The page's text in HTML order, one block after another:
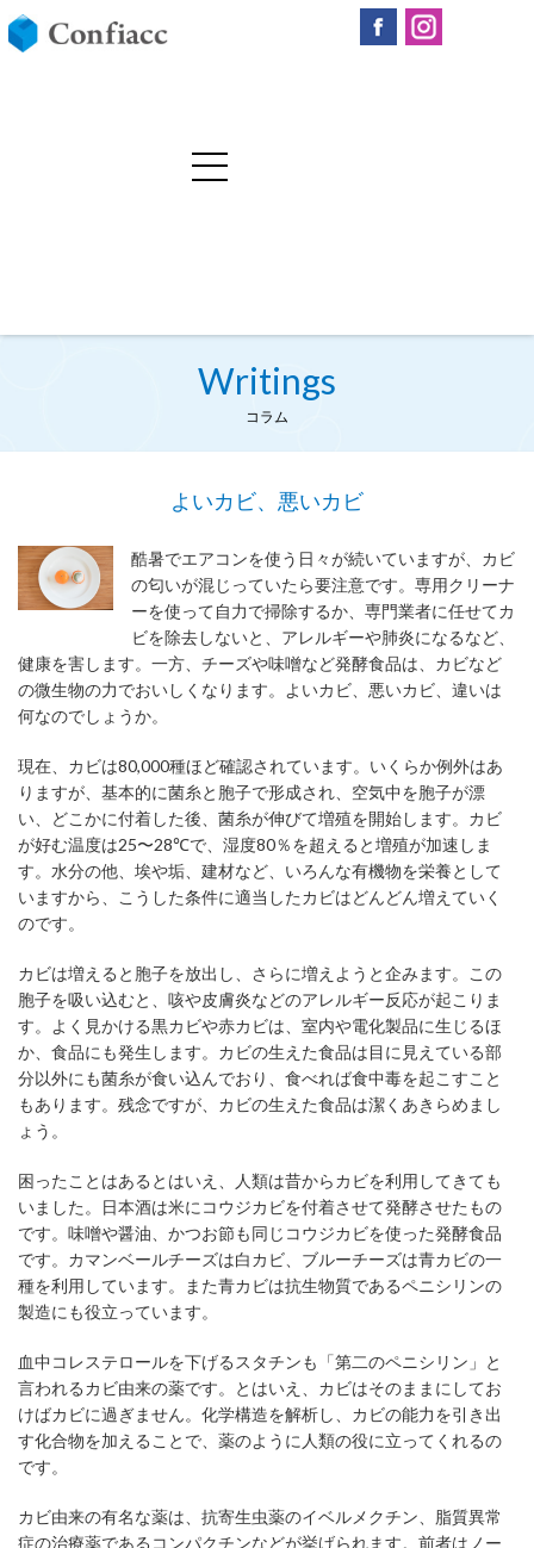
Writings
コラム
よいカビ、悪いカビ
酷暑でエアコンを使う日々が続いていますが、カビ
の匂いが混じっていたら要注意です。専用クリーナ
ーを使って自力で掃除するか、専門業者に任せてカ
ビを除去しないと、アレルギーや肺炎になるなど、
健康を害します。一方、チーズや味噌など発酵食品は、カビなど
の微生物の力でおいしくなります。よいカビ、悪いカビ、違いは
何なのでしょうか。
現在、カビは80,000種ほど確認されています。いくらか例外はあ
りますが、基本的に菌糸と胞子で形成され、空気中を胞子が漂
い、どこかに付着した後、菌糸が伸びて増殖を開始します。カビ
が好む温度は25〜28℃で、湿度80％を超えると増殖が加速しま
す。水分の他、埃や垢、建材など、いろんな有機物を栄養として
いますから、こうした条件に適当したカビはどんどん増えていく
のです。
カビは増えると胞子を放出し、さらに増えようと企みます。この
胞子を吸い込むと、咳や皮膚炎などのアレルギー反応が起こりま
す。よく見かける黒カビや赤カビは、室内や電化製品に生じるほ
か、食品にも発生します。カビの生えた食品は目に見えている部
分以外にも菌糸が食い込んでおり、食べれば食中毒を起こすこと
もあります。残念ですが、カビの生えた食品は潔くあきらめまし
ょう。
困ったことはあるとはいえ、人類は昔からカビを利用してきても
いました。日本酒は米にコウジカビを付着させて発酵させたもの
です。味噌や醤油、かつお節も同じコウジカビを使った発酵食品
です。カマンベールチーズは白カビ、ブルーチーズは青カビの一
種を利用しています。また青カビは抗生物質であるペニシリンの
製造にも役立っています。
血中コレステロールを下げるスタチンも「第二のペニシリン」と
言われるカビ由来の薬です。とはいえ、カビはそのままにしてお
けばカビに過ぎません。化学構造を解析し、カビの能力を引き出
す化合物を加えることで、薬のように人類の役に立ってくれるの
です。
カビ由来の有名な薬は、抗寄生虫薬のイベルメクチン、脂質異常
症の治療薬であるコンパクチンなどが挙げられます。前者はノー